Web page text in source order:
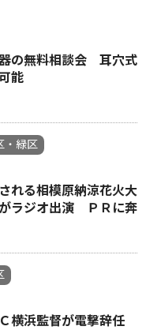
の無料相談会 耳穴式
能
・緑区
れる相模原納涼花火大
ラジオ出演 ＰＲに奔
横浜監督が電撃辞任